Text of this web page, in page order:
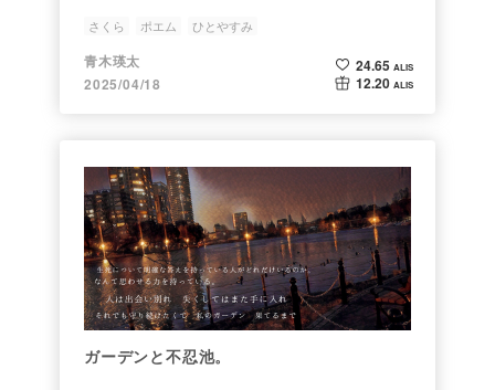
さくら ポエム ひとやすみ
青木瑛太
2025/04/18
24.65 ALIS
12.20 ALIS
ガーデンと不忍池。